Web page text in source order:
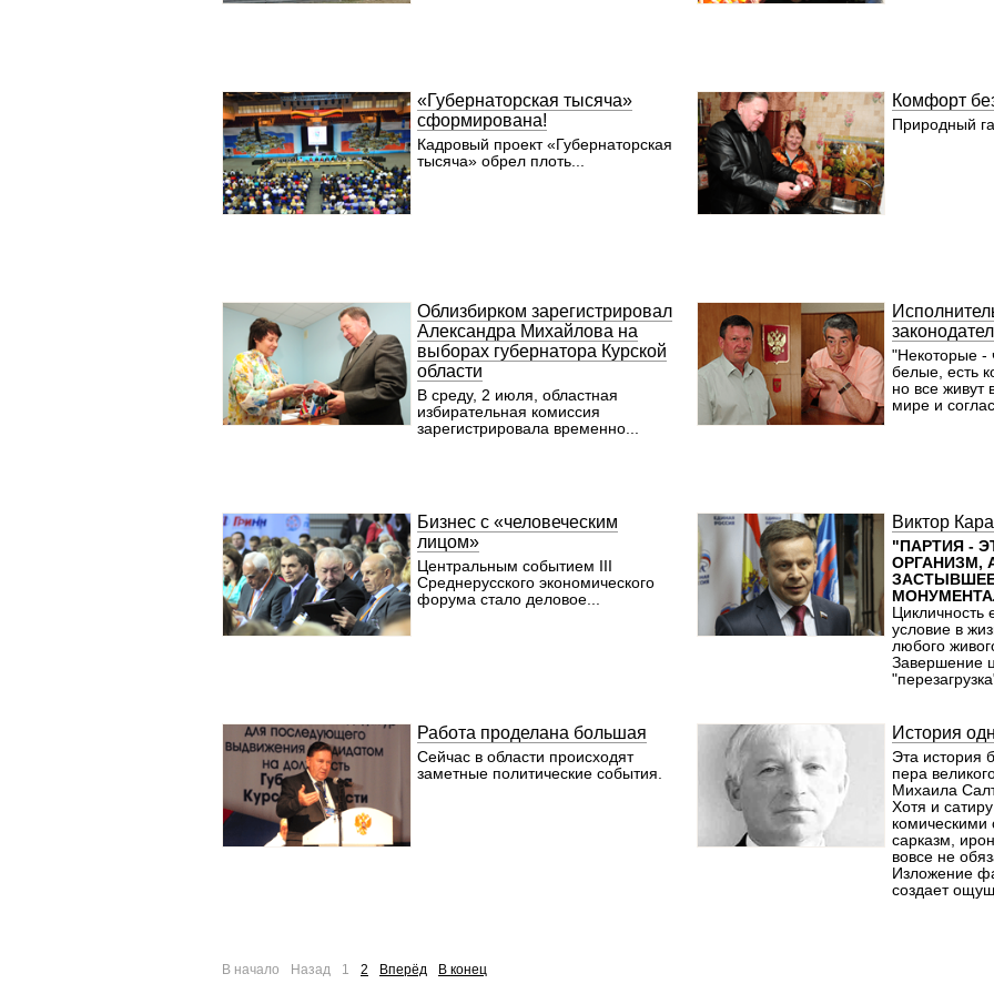
В
миллиарда
большая
аппаратуры,
техники.
похлопотать
Минздравом,
кафедрами
корпус, а
палатный на
поставлена
поликлинику
Дню
пригласить
новая
в смену
должны
люди смогут
хуже, чем в
Конечно,
сельскую
подтягивать,
станции
помощи,
поликлинику
Северо-
«Губернаторская тысяча»
сформирована!
Кадровый проект «Губернаторская
тысяча» обрел плоть...
Комфорт
Природный
Облизбирком зарегистрировал
Александра Михайлова на
выборах губернатора Курской
области
В среду, 2 июля, областная
избирательная комиссия
зарегистрировала временно...
"Некоторые -
белые, есть
но все живут
мире и
Бизнес с «человеческим
лицом»
Центральным событием III
Среднерусского экономического
форума стало деловое...
Виктор
"ПАРТИЯ -
ОРГАНИЗМ,
Цикличность
условие в
любого
Завершение
Курского
партии
Работа проделана большая
Сейчас в области происходят
заметные политические события.
История
Эта история
пера
Михаила
Хотя и
комическими
сарказм,
вовсе не
Изложение
создает
В начало Назад 1 2 Вперёд В конец